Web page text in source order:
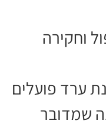
וחקירה
ערד פועלים
שמדובר